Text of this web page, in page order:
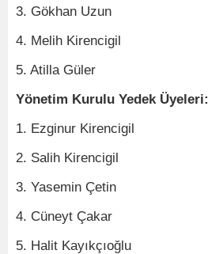
3. Gökhan Uzun
4. Melih Kirencigil
5. Atilla Güler
Yönetim Kurulu Yedek Üyeleri:
1. Ezginur Kirencigil
2. Salih Kirencigil
3. Yasemin Çetin
4. Cüneyt Çakar
5. Halit Kayıkçıoğlu